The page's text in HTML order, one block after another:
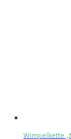
Wimpelkette